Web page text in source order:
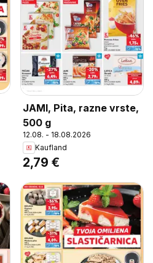
JAMI, Pita, razne vrste,
500 g
12.08. - 18.08.2026
Kaufland
2,79 €